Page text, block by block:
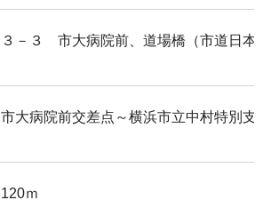
３－３ 市大病院前、道場橋（市道日本
市大病院前交差点～横浜市立中村特別支
120ｍ